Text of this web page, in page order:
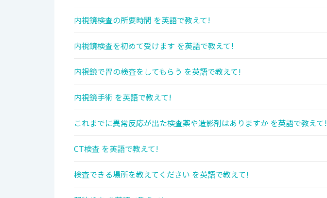
内視鏡検査の所要時間 を英語で教えて!
内視鏡検査を初めて受けます を英語で教えて!
内視鏡で胃の検査をしてもらう を英語で教えて!
内視鏡手術 を英語で教えて!
これまでに異常反応が出た検査薬や造影剤はありますか を英語で教えて!
CT検査 を英語で教えて!
検査できる場所を教えてください を英語で教えて!